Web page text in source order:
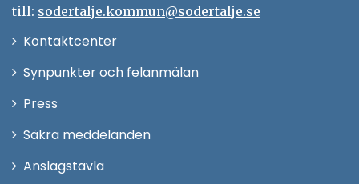
till: sodertalje.kommun@sodertalje.se
KontaktcenterÖppna
Synpunkter och felanmälan
Press
fönster
Säkra meddelanden
Anslagstavla